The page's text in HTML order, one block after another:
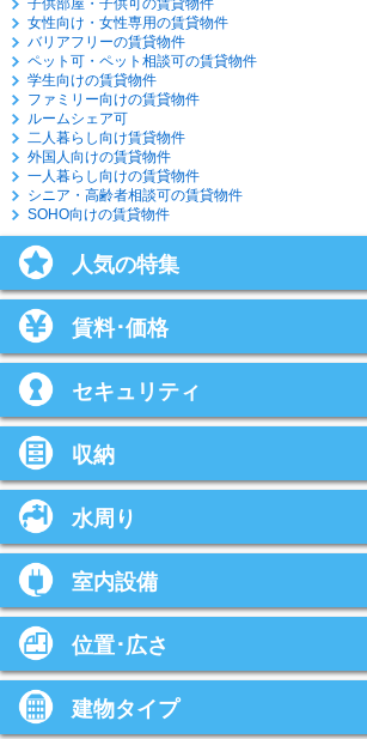
子供部屋・子供可の賃貸物件
女性向け・女性専用の賃貸物件
バリアフリーの賃貸物件
ペット可・ペット相談可の賃貸物件
学生向けの賃貸物件
ファミリー向けの賃貸物件
ルームシェア可
二人暮らし向け賃貸物件
外国人向けの賃貸物件
一人暮らし向けの賃貸物件
シニア・高齢者相談可の賃貸物件
SOHO向けの賃貸物件
人気の特集
賃料･価格
セキュリティ
収納
水周り
室内設備
位置･広さ
建物タイプ